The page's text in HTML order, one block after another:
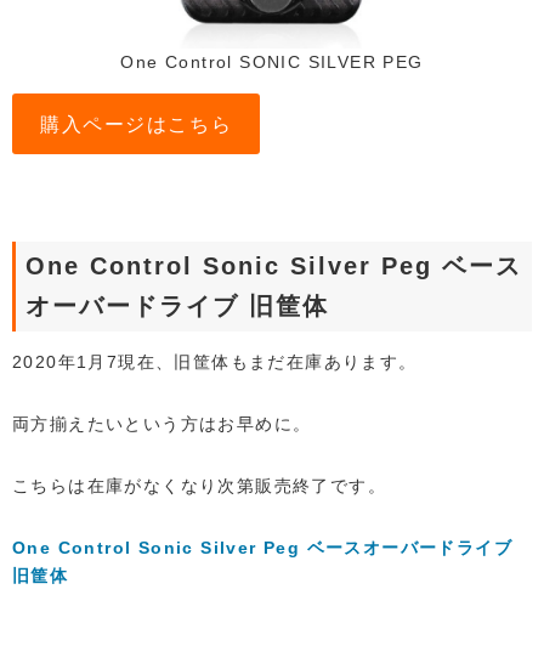
One Control SONIC SILVER PEG
購入ページはこちら
One Control Sonic Silver Peg ベース
オーバードライブ 旧筐体
2020年1月7現在、旧筐体もまだ在庫あります。
両方揃えたいという方はお早めに。
こちらは在庫がなくなり次第販売終了です。
One Control Sonic Silver Peg ベースオーバードライブ
旧筐体